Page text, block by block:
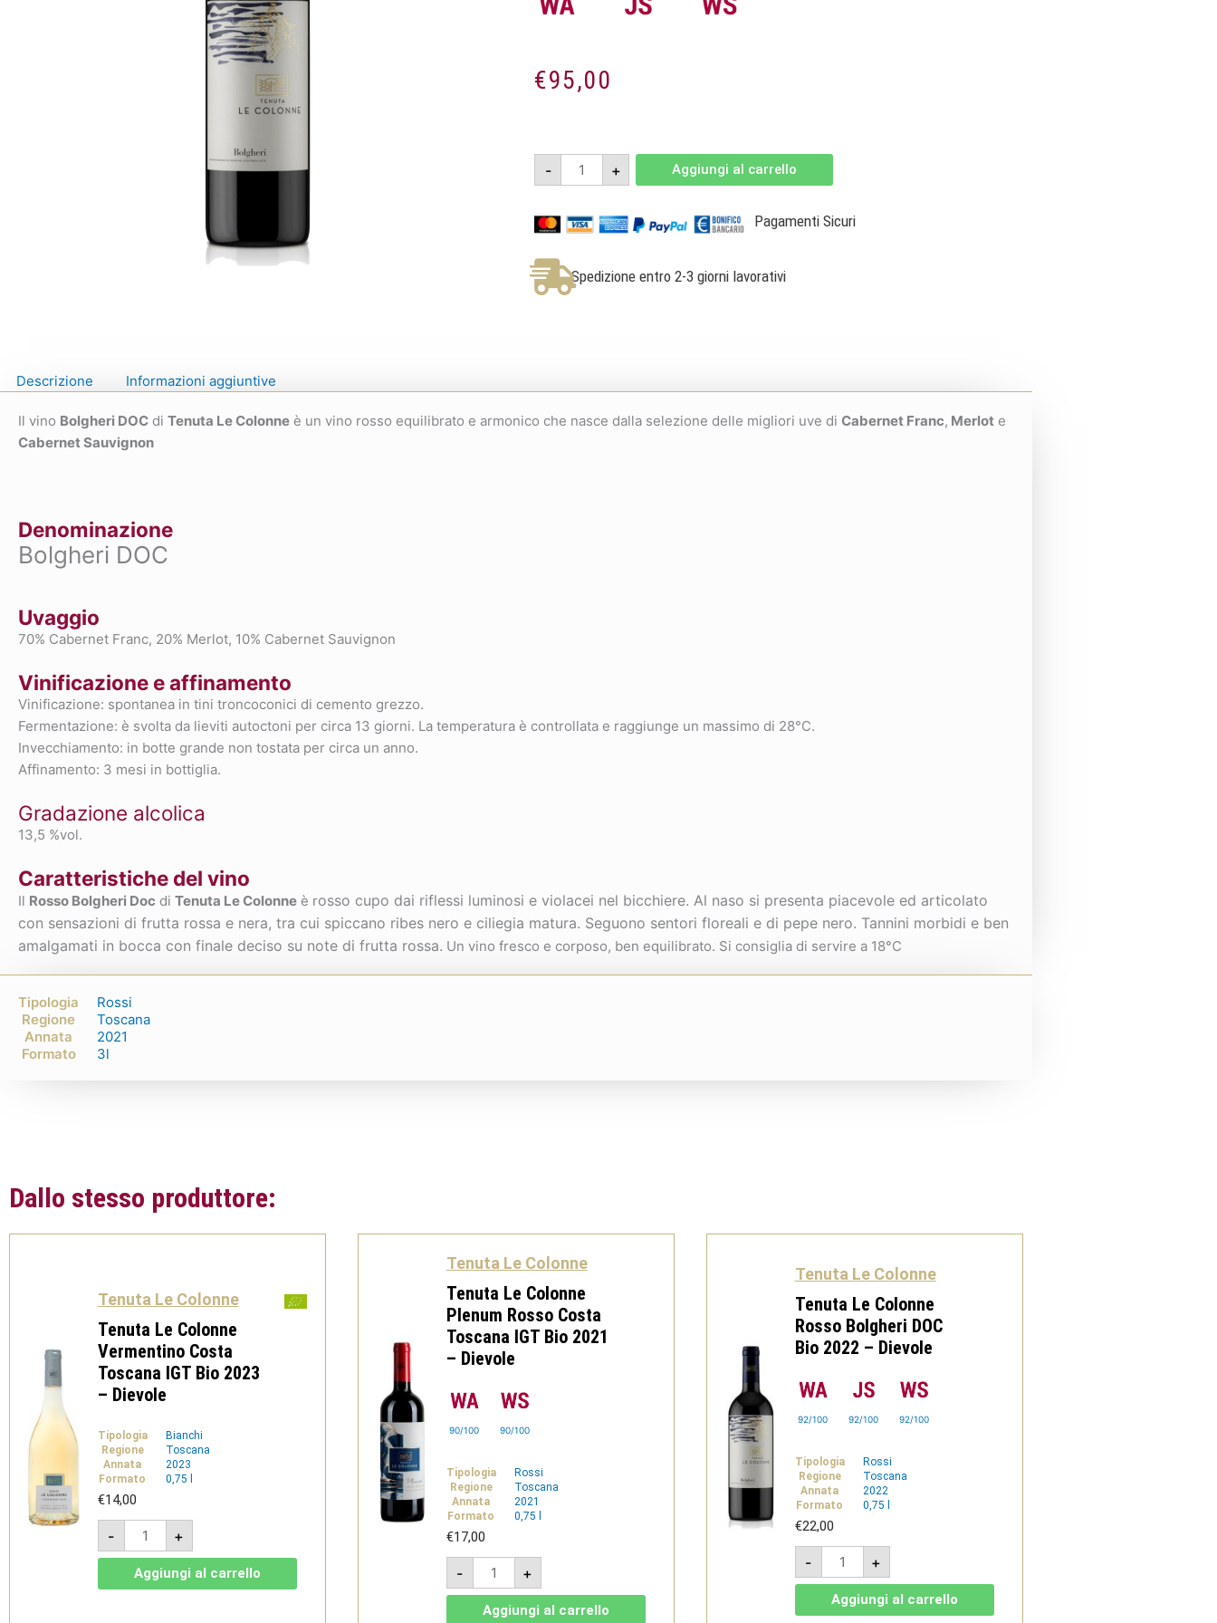
€95,00
-
Tenuta
Colonne
Bolgheri
DOC
Jeroboam
3l
-
+ Aggiungi al carrello
Pagamenti Sicuri
Spedizione entro 2-3 giorni lavorativi
Descrizione Informazioni aggiuntive
Il vino Bolgheri DOC di Tenuta Le Colonne è un vino rosso equilibrato e armonico che nasce dalla selezione delle migliori uve di Cabernet Franc, Merlot e
Cabernet Sauvignon
Denominazione
Bolgheri DOC
Uvaggio
70% Cabernet Franc, 20% Merlot, 10% Cabernet Sauvignon
Vinificazione e affinamento
Vinificazione: spontanea in tini troncoconici di cemento grezzo.
Fermentazione: è svolta da lieviti autoctoni per circa 13 giorni. La temperatura è controllata e raggiunge un massimo di 28°C.
Invecchiamento: in botte grande non tostata per circa un anno.
Affinamento: 3 mesi in bottiglia.
Gradazione alcolica
13,5 %vol.
Caratteristiche del vino
Il Rosso Bolgheri Doc di Tenuta Le Colonne è rosso cupo dai riflessi luminosi e violacei nel bicchiere. Al naso si presenta piacevole ed articolato
con sensazioni di frutta rossa e nera, tra cui spiccano ribes nero e ciliegia matura. Seguono sentori floreali e di pepe nero. Tannini morbidi e ben
amalgamati in bocca con finale deciso su note di frutta rossa. Un vino fresco e corposo, ben equilibrato. Si consiglia di servire a 18°C
Tipologia
Rossi
Regione
Toscana
Annata
2021
Formato
3l
Dallo stesso produttore:
Tenuta Le Colonne
Tenuta Le Colonne
Vermentino Costa
Toscana IGT Bio 2023
– Dievole
Tipologia
Bianchi
Regione
Toscana
Annata
2023
Formato
0,75 l
€14,00
-
Tenuta
Colonne
Vermentino
Costa
Toscana
+
Aggiungi al carrello
Tenuta Le Colonne
Tenuta Le Colonne
Plenum Rosso Costa
Toscana IGT Bio 2021
– Dievole
90/100 90/100
Tipologia
Rossi
Regione
Toscana
Annata
2021
Formato
0,75 l
€17,00
-
Tenuta
Colonne
Plenum
Rosso
+
Aggiungi al carrello
Tenuta Le Colonne
Tenuta Le Colonne
Rosso Bolgheri DOC
Bio 2022 – Dievole
92/100 92/100 92/100
Tipologia
Rossi
Regione
Toscana
Annata
2022
Formato
0,75 l
€22,00
-
Tenuta
Colonne
Rosso
Bolgheri
+
Aggiungi al carrello